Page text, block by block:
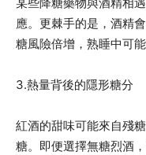
某些降糖藥物與酒精相
應。更棘手的是，酒精
糖風險倍增，熟睡中可
3.熱量背後的隱形糖分
紅酒的甜味可能來自殘
糖。即便選擇無糖烈酒